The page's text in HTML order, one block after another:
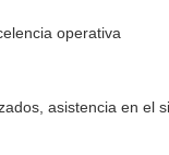
operativa
asistencia en el